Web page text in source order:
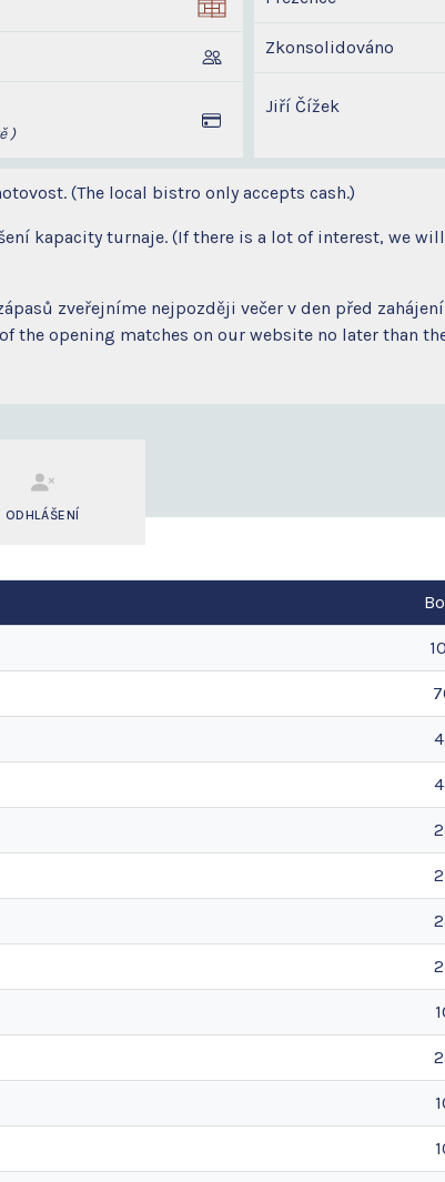
)
Zkonsolidováno
Jiří Čížek
(The local bistro only accepts cash.)
kapacity turnaje. (If there is a lot of interest, we
zveřejníme nejpozději večer v den před
the opening matches on our website no later than
ODHLÁŠENÍ